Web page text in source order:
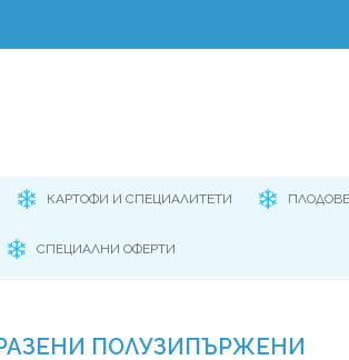
КАРТОФИ И СПЕЦИАЛИТЕТИ ПЛОДОВЕ
СПЕЦИАЛНИ ОФЕРТИ
ПОЛУЗИПЪРЖЕНИ